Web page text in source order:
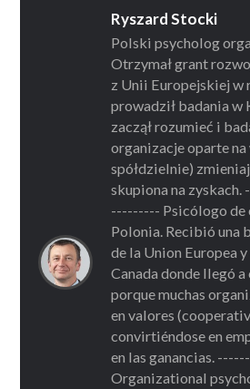
Ryszard Stocki
Polski psycholog
Otrzymał grant
z Unii Europejskiej w
prowadził badania w
zaczął rozumieć i
organizacje oparte
spółdzielnie)
skupiona na
--------- Psicólogo de
Polonia. Recibió una
de la Union Europea
Canada donde llegó
porque muchas
en valores
convirtiéndose en
en las ganancias.
Organizational